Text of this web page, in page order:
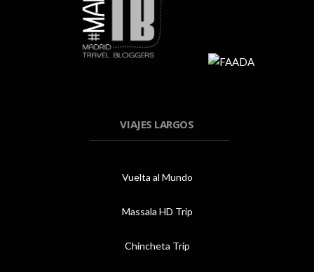
VIAJES LARGOS
Vuelta al Mundo
Massala HD Trip
Chincheta Trip